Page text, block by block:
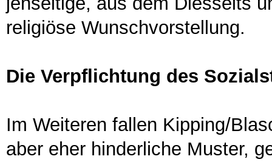
religiöse Wunschvorstellung.
Die Verpflichtung des
Im Weiteren fallen Kipping/
aber eher hinderliche Muster,